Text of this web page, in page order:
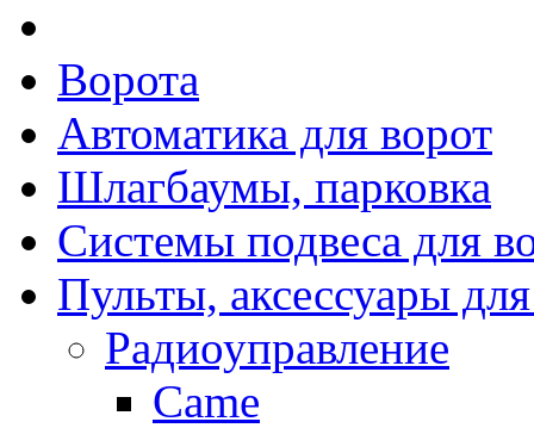
Ворота
Автоматика для ворот
Шлагбаумы, парковка
Системы подвеса для
Пульты, аксессуары
Радиоуправление
Came